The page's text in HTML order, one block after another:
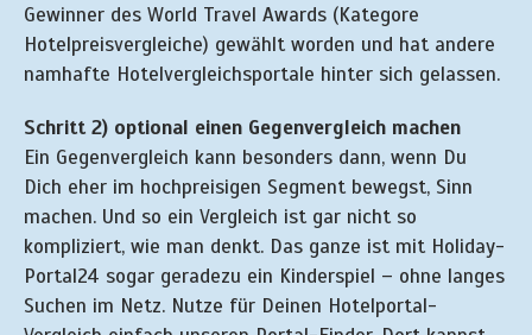
Gewinner des World Travel Awards (Kategore
Hotelpreisvergleiche) gewählt worden und hat andere
namhafte Hotelvergleichsportale hinter sich gelassen.
Schritt 2) optional einen Gegenvergleich machen
Ein Gegenvergleich kann besonders dann, wenn Du
Dich eher im hochpreisigen Segment bewegst, Sinn
machen. Und so ein Vergleich ist gar nicht so
kompliziert, wie man denkt. Das ganze ist mit Holiday-
Portal24 sogar geradezu ein Kinderspiel – ohne langes
Suchen im Netz. Nutze für Deinen Hotelportal-